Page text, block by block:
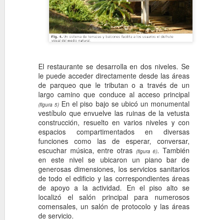
El restaurante se desarrolla en dos niveles. Se
le puede acceder directamente desde las áreas
de parqueo que le tributan o a través de un
largo camino que conduce al acceso principal
(figura 5) En el piso bajo se ubicó un monumental
vestíbulo que envuelve las ruinas de la vetusta
construcción, resuelto en varios niveles y con
espacios compartimentados en diversas
funciones como las de esperar, conversar,
escuchar música, entre otras (figura 6). También
en este nivel se ubicaron un piano bar de
generosas dimensiones, los servicios sanitarios
de todo el edificio y las correspondientes áreas
de apoyo a la actividad. En el piso alto se
localizó el salón principal para numerosos
comensales, un salón de protocolo y las áreas
de servicio.
Clara Porset, Concepto
Un curioso articulo de Clara
mas influyentes del SXX,
principios de siglo.
Por: RCI.
“Decorar significa adornar,
solo fin de producir efecto
NOV
3
Entrevista a Juan
Juan Ignacio Guerra,
por Juan, Antonio y
Guerra, editada por Alberto
documental, el Arquitecto
Movimiento Moderno en
los años 40 y 50 con la
OCT Vivienda, Morales